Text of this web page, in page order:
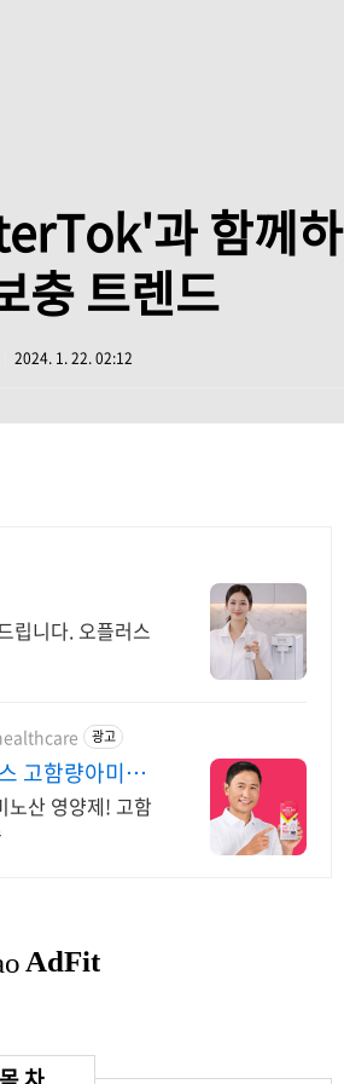
과 함께하
충 트렌드
2024. 1. 22. 02:12
립니다. 오플러스
광고
고함량아미노
노산 영양제! 고함